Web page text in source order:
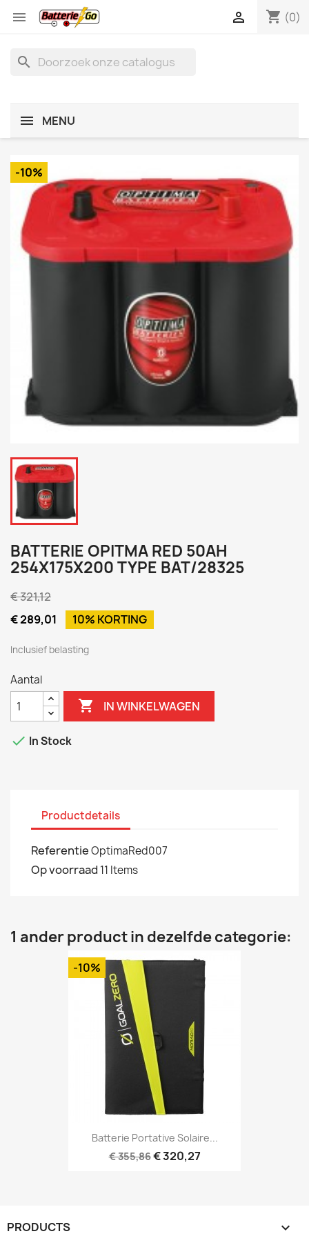
 shopping_cart (0)

search
MENU
-10%
BATTERIE OPITMA RED 50AH
254X175X200 TYPE BAT/28325
€ 321,12
€ 289,01
10% KORTING
Inclusief belasting
Aantal
 IN WINKELWAGEN
 In Stock
Productdetails
ReferentieOptimaRed007
Op voorraad 11 Items
1 ander product in dezelfde categorie:
Batterie Portative Solaire...
€ 355,86€ 320,27
-10%
PRODUCTS 